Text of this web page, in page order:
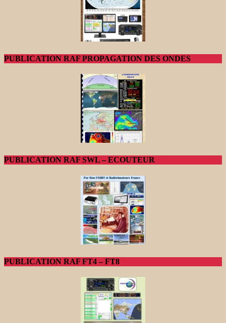
PUBLICATION RAF PROPAGATION DES ONDES
PUBLICATION RAF SWL – ECOUTEUR
PUBLICATION RAF FT4 – FT8